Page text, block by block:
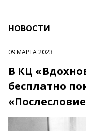
НОВОСТИ
09 МАРТА 2023
В КЦ
бесплатно